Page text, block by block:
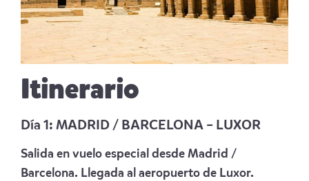
Itinerario
Día 1: MADRID / BARCELONA – LUXOR
Salida en vuelo especial desde Madrid /
Barcelona. Llegada al aeropuerto de Luxor.